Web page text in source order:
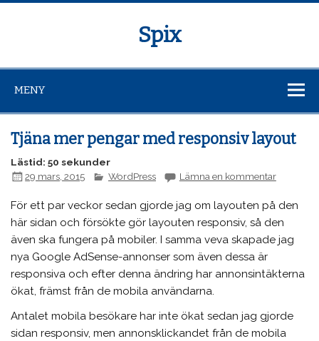
Spix
MENY
Tjäna mer pengar med responsiv layout
Lästid: 50 sekunder
29 mars, 2015
WordPress Lämna en kommentar
För ett par veckor sedan gjorde jag om layouten på den
här sidan och försökte gör layouten responsiv, så den
även ska fungera på mobiler. I samma veva skapade jag
nya Google AdSense-annonser som även dessa är
responsiva och efter denna ändring har annonsintäkterna
ökat, främst från de mobila användarna.
Antalet mobila besökare har inte ökat sedan jag gjorde
sidan responsiv, men annonsklickandet från de mobila